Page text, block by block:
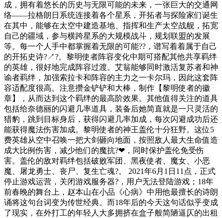
成，拥有着悠长的历史与无限可能的未来，一张巨大的交通网
络——拉格朗日系统连接着各个星系，开拓者与探险家们诞生
在其中，能够在太空中建造基地、指挥和生产太空战舰，拓宽
自己的疆域，参与横跨星系的大规模战斗，规划联盟的发展
等。每一个人手中都掌握着无限的可能??，谱写着着属于自己
的开拓史诗?↗?。黎明使者阵容变化中期可搭配其他共享羁绊
的英雄，很好地完成阵容过渡。艾翁能够同时激活复苏者和神
谕者羁绊，加强索拉卡和阵容的主力之一卡尔玛，因此这套阵
容适配度很高。注意攒金铲铲和大棒，制作【黎明使者的徽
章】，从而达到这个羁绊的最高阶效果。其他值得关注的道具
包括给奈德丽的闪避几率道具，装备后她简直就是一只灵活的
猎豹，跳到目标身后，获得闪避几率加成，每次闪避成功后还
能获得魔法伤害加成。黎明使者的神王盖伦十分狂野。这位5
费英雄从空中召唤一把大剑砸向地面，按照敌人最大生命值造
成大比例伤害，减少他们的魔抗?❤，同时保护盖伦免受伤
害。盖伦的敌对羁绊包括破败军团、黑夜使者、魔女、小恶
魔、屠龙勇士、丧尸、复生亡魂?。 2021年6月1日11点，正式
停止游戏运营，关闭游戏服务器?，用户无法登陆游戏；18年
前春晚的舞台上，赵本山在小品《心病》中用他最擅长的诗朗
诵将这句台词变为传世经典。而18年后的今天这句话似乎变成
了现实，在外打工的年轻人大多拥挤在盒子般简陋逼仄的出租